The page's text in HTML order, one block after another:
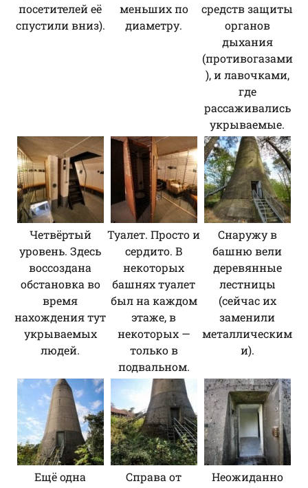
посетителей её
спустили вниз).
меньших по
диаметру.
средств защиты
органов
дыхания
(противогазами
), и лавочками,
где
рассаживались
укрываемые.
Четвёртый
уровень. Здесь
воссоздана
обстановка во
время
нахождения тут
укрываемых
людей.
Туалет. Просто и
сердито. В
некоторых
башнях туалет
был на каждом
этаже, в
некоторых —
только в
подвальном.
Снаружу в
башню вели
деревянные
лестницы
(сейчас их
заменили
металлическим
и).
Ещё одна
Справа от
Неожиданно